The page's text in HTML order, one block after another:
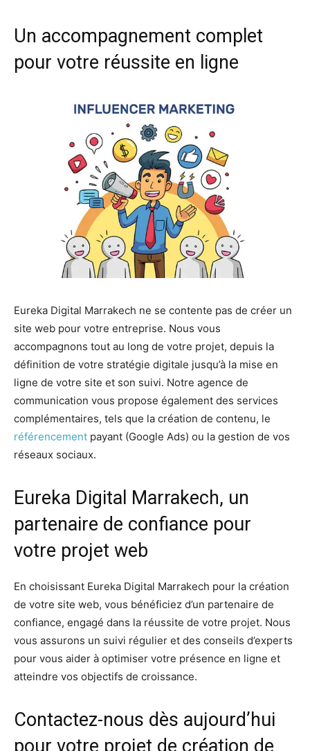
Un accompagnement complet
pour votre réussite en ligne
Eureka Digital Marrakech ne se contente pas de créer un
site web pour votre entreprise. Nous vous
accompagnons tout au long de votre projet, depuis la
définition de votre stratégie digitale jusqu’à la mise en
ligne de votre site et son suivi. Notre agence de
communication vous propose également des services
complémentaires, tels que la création de contenu, le
référencement payant (Google Ads) ou la gestion de vos
réseaux sociaux.
Eureka Digital Marrakech, un
partenaire de confiance pour
votre projet web
En choisissant Eureka Digital Marrakech pour la création
de votre site web, vous bénéficiez d’un partenaire de
confiance, engagé dans la réussite de votre projet. Nous
vous assurons un suivi régulier et des conseils d’experts
pour vous aider à optimiser votre présence en ligne et
atteindre vos objectifs de croissance.
Contactez-nous dès aujourd’hui
pour votre projet de création de